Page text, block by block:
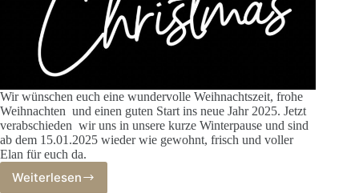
Wir wünschen euch eine wundervolle Weihnachtszeit, frohe
Weihnachten und einen guten Start ins neue Jahr 2025. Jetzt
verabschieden wir uns in unsere kurze Winterpause und sind
ab dem 15.01.2025 wieder wie gewohnt, frisch und voller
Elan für euch da.
Weiterlesen
Frohe